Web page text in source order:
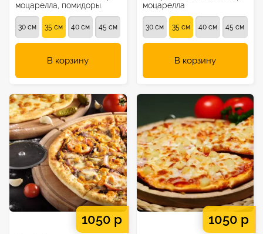
моцарелла, помидоры.
30 см 35 см 40 см 45 см
В корзину
моцарелла
30 см 35 см 40 см 45 см
В корзину
1050 р 1050 р